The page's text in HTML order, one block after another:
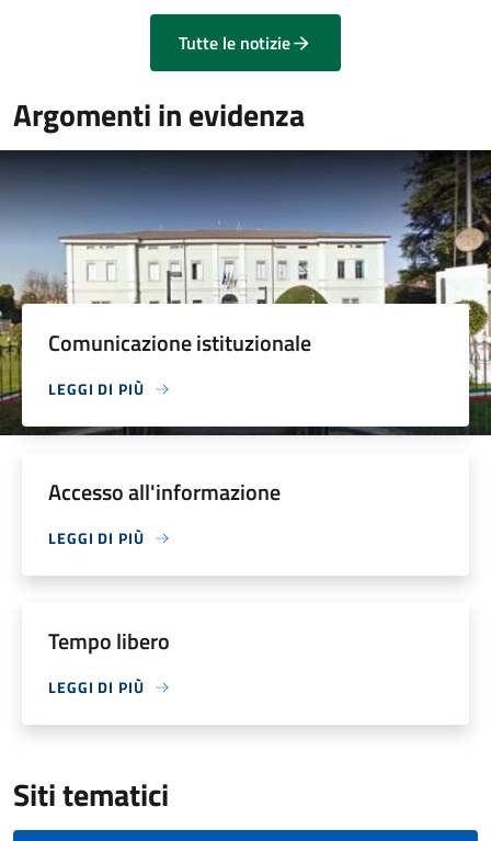
Tutte le notizie
Argomenti in evidenza
Comunicazione istituzionale
LEGGI DI PIÙ
Accesso all'informazione
LEGGI DI PIÙ
Tempo libero
LEGGI DI PIÙ
Siti tematici